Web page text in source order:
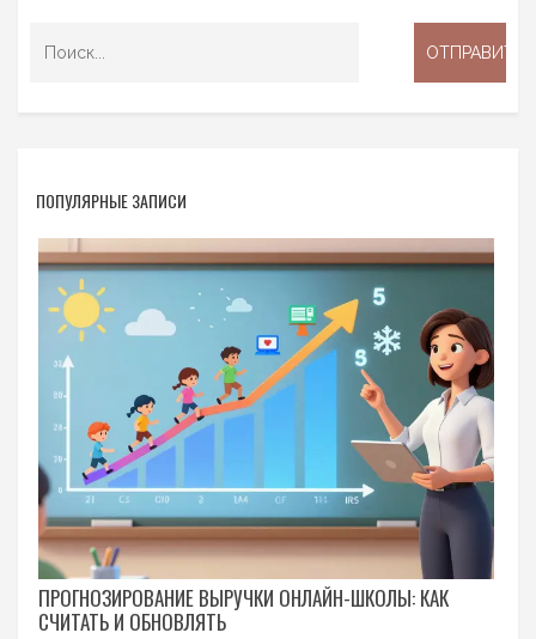
ПОПУЛЯРНЫЕ ЗАПИСИ
ПРОГНОЗИРОВАНИЕ ВЫРУЧКИ ОНЛАЙН-ШКОЛЫ: КАК
СЧИТАТЬ И ОБНОВЛЯТЬ